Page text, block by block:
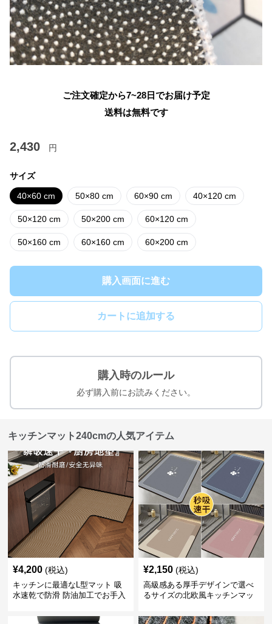
ご注文確定から7~28日でお届け予定
送料は無料です
2,430 円
サイズ
40×60 cm 50×80 cm 60×90 cm 40×120 cm
50×120 cm 50×200 cm 60×120 cm
50×160 cm 60×160 cm 60×200 cm
購入画面に進む
カートに追加する
購入時のルール
必ず購入前にお読みください。
キッチンマット240cmの人気アイテム
¥4,200 (税込)
キッチンに最適なL型マット 吸
水速乾で防滑 防油加工でお手入
¥2,150 (税込)
高級感ある厚手デザインで選べ
るサイズの北欧風キッチンマッ